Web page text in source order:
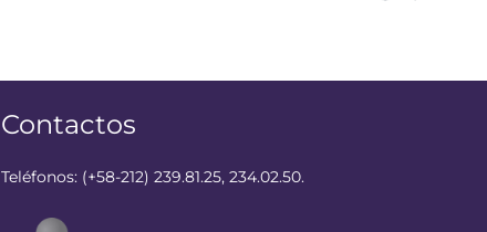
Contactos
Teléfonos: (+58-212) 239.81.25, 234.02.50.